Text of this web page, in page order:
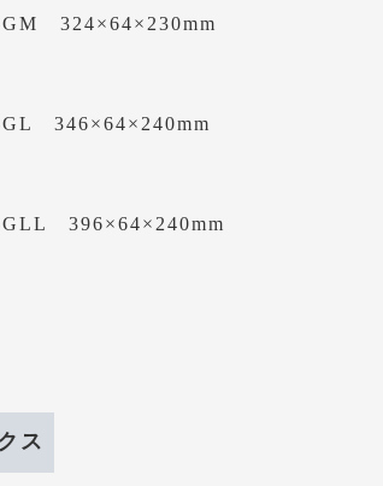
324×64×230mm
346×64×240mm
396×64×240mm
ス